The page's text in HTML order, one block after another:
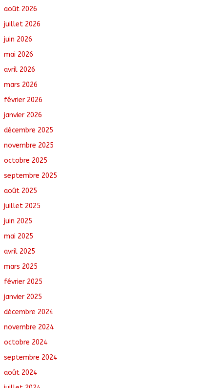
août 2026
juillet 2026
juin 2026
mai 2026
avril 2026
mars 2026
février 2026
janvier 2026
décembre 2025
novembre 2025
octobre 2025
septembre 2025
août 2025
juillet 2025
juin 2025
mai 2025
avril 2025
mars 2025
février 2025
janvier 2025
décembre 2024
novembre 2024
octobre 2024
septembre 2024
août 2024